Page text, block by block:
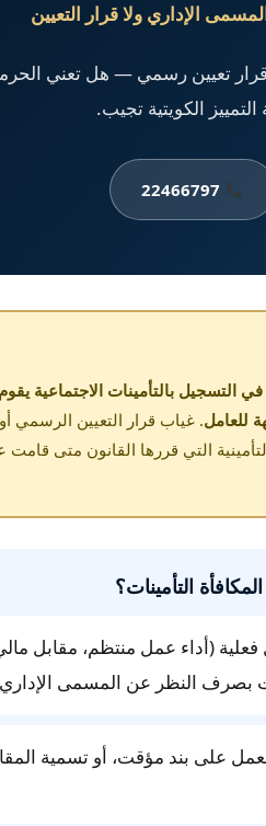
الإداري ولا قرار التعيين
تعيين رسمي — هل تعني
الكويتية تجيب.
التسجيل بالتأمينات الاجتماعية
للعامل. غياب قرار التعيين الرسمي
التي قررها القانون متى قامت
التأمينات؟
(أداء عمل منتظم، مقابل
بصرف النظر عن المسمى
على بند مؤقت، أو تسمية